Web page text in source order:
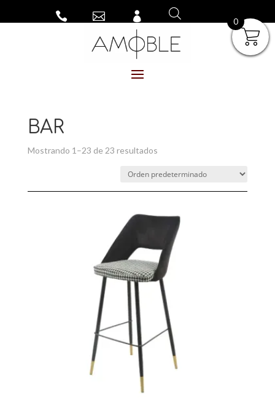
  
BAR
Mostrando 1–23 de 23 resultados
0